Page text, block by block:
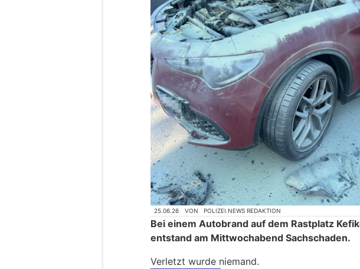
25.06.26 VON POLIZEI.NEWS REDAKTION
Bei einem Autobrand auf dem Rastplatz
entstand am Mittwochabend Sachschaden.
Verletzt wurde niemand.